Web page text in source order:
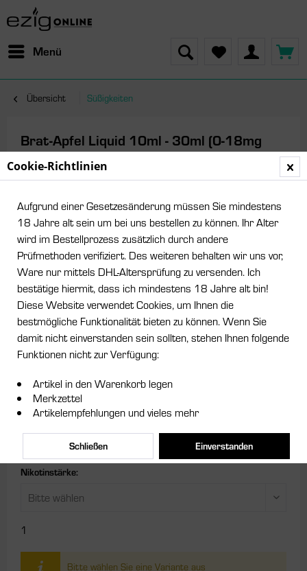
Menü
Übersicht Süßigkeiten
Brat-Apfel Liquid 10ml - 30ml (0-18mg
Nikotin/ml)
ab 8,95 € *
inkl. MwSt.zzgl. Versandkosten
Größe:
Nikotinstärke:
1
Bitte wählen Sie eine Variante aus
Cookie-Richtlinien
Aufgrund einer Gesetzesänderung müssen Sie mindestens
18 Jahre alt sein um bei uns bestellen zu können. Ihr Alter
wird im Bestellprozess zusätzlich durch andere
Prüfmethoden verifiziert. Des weiteren behalten wir uns vor,
Ware nur mittels DHL-Altersprüfung zu versenden. Ich
bestätige hiermit, dass ich mindestens 18 Jahre alt bin!
Diese Website verwendet Cookies, um Ihnen die
bestmögliche Funktionalität bieten zu können. Wenn Sie
damit nicht einverstanden sein sollten, stehen Ihnen folgende
Funktionen nicht zur Verfügung:
Artikel in den Warenkorb legen
Merkzettel
Artikelempfehlungen und vieles mehr
Einverstanden
Schließen